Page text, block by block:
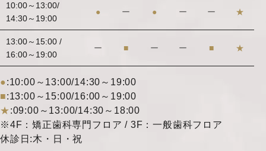
10:00～13:00/
14:30～19:00
● ー ● ー ー ★
13:00～15:00 /
16:00～19:00
ー ■ ー ー ■ ★
●:10:00～13:00/14:30～19:00
■:13:00～15:00/16:00～19:00
★:09:00～13:00/14:30～18:00
※4F：矯正歯科専門フロア / 3F：一般歯科フロア
休診日:木・日・祝